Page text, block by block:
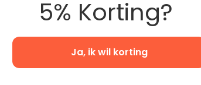
5% Korting?
Ja, ik wil korting